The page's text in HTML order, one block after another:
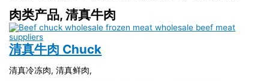
肉类产品, 清真牛肉
清真牛肉 Chuck
清真冷冻肉, 清真鲜肉,